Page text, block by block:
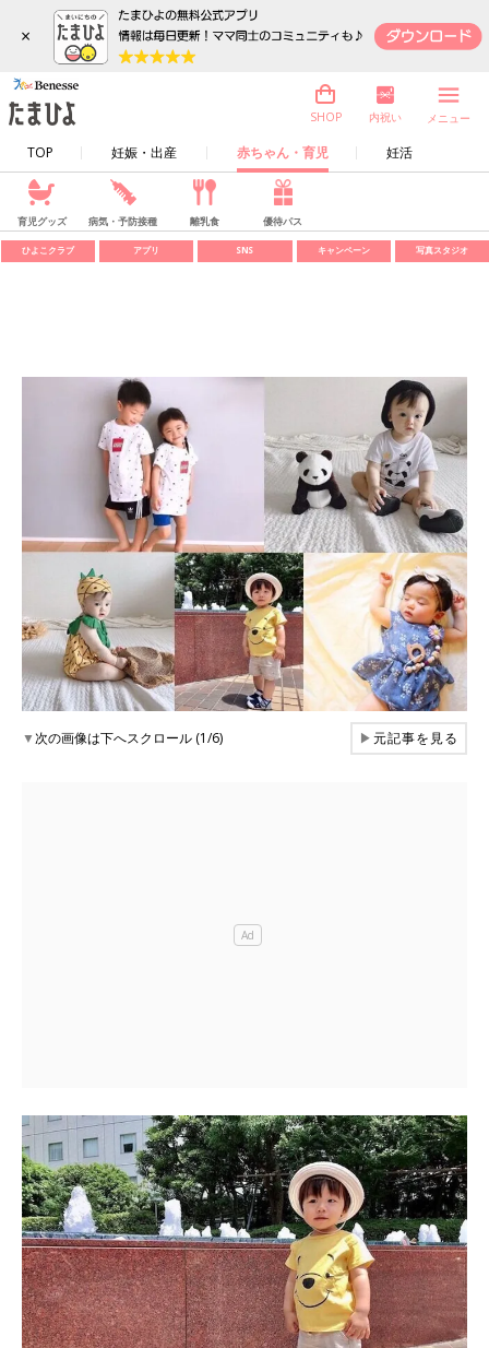
×
TOP 妊娠・出産 赤ちゃん・育児 妊活
SHOP 内祝い メニュー
育児グッズ 病気・予防接種 離乳食 優待パス
ひよこクラブ アプリ SNS キャンペーン 写真スタジオ
▼次の画像は下へスクロール (1/6) ▶元記事を見る